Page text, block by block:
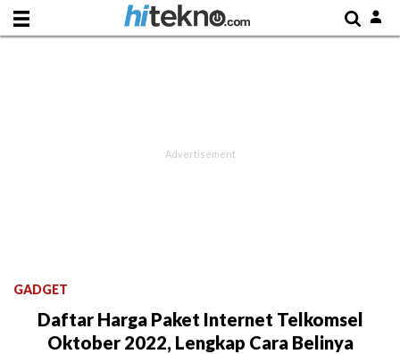
GADGET
Daftar Harga Paket Internet Telkomsel
Oktober 2022, Lengkap Cara Belinya